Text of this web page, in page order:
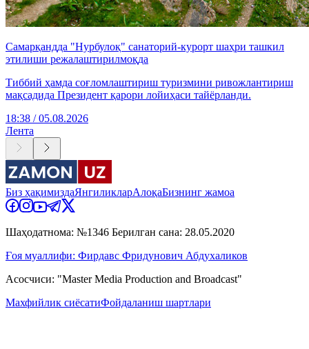
Самарқандда "Нурбулоқ" санаторий-курорт шаҳри ташкил
этилиши режалаштирилмоқда
Тиббий ҳамда соғломлаштириш туризмини ривожлантириш
мақсадида Президент қарори лойиҳаси тайёрланди.
18:38 / 05.08.2026
Лента
Биз ҳақимиздаЯнгиликларАлоқаБизнинг жамоа
Шаҳодатнома: №1346 Берилган сана: 28.05.2020
Ғоя муаллифи: Фирдавс Фридунович Абдухаликов
Асосчиси: "Master Media Production and Broadcast"
Махфийлик сиёсатиФойдаланиш шартлари